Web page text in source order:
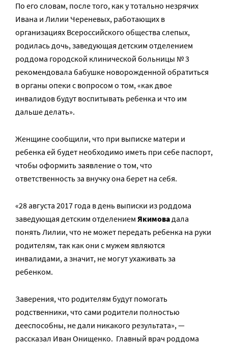
По его словам, после того, как у тотально незрячих
Ивана и Лилии Череневых, работающих в
организациях Всероссийского общества слепых,
родилась дочь, заведующая детским отделением
роддома городской клинической больницы № 3
рекомендовала бабушке новорожденной обратиться
в органы опеки с вопросом о том, «как двое
инвалидов будут воспитывать ребенка и что им
дальше делать».
Женщине сообщили, что при выписке матери и
ребенка ей будет необходимо иметь при себе паспорт,
чтобы оформить заявление о том, что
ответственность за внучку она берет на себя.
«28 августа 2017 года в день выписки из роддома
заведующая детским отделением Якимовадала
понять Лилии, что не может передать ребенка на руки
родителям, так как они с мужем являются
инвалидами, а значит, не могут ухаживать за
ребенком.
Заверения, что родителям будут помогать
родственники, что сами родители полностью
дееспособны, не дали никакого результата», —
рассказал Иван Онищенко. Главный врач роддома